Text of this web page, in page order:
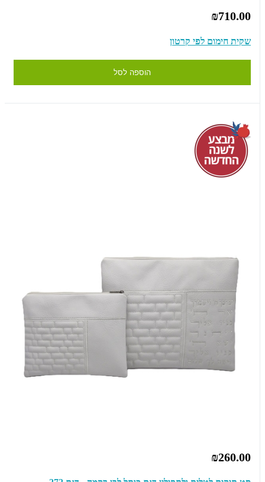
₪710.00
שקית חימום לפי קרטון
הוספה לסל
₪260.00